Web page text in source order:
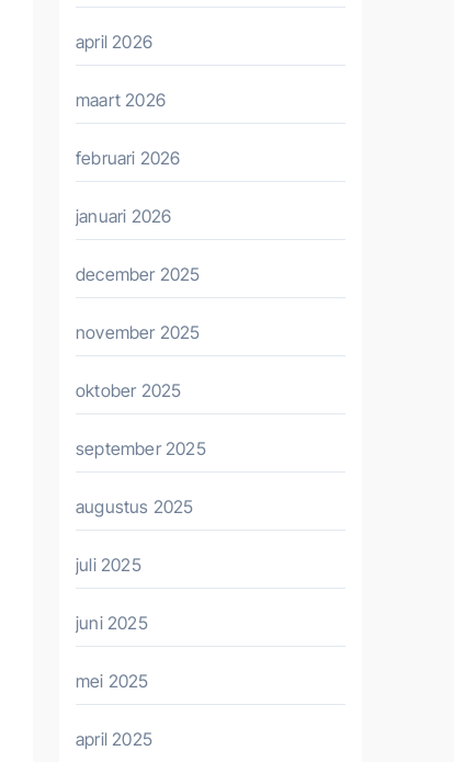
april 2026
maart 2026
februari 2026
januari 2026
december 2025
november 2025
oktober 2025
september 2025
augustus 2025
juli 2025
juni 2025
mei 2025
april 2025